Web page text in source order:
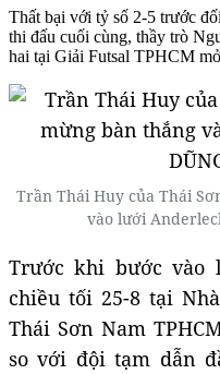
Thất bại với tỷ số 2-5 trước
thi đấu cuối cùng, thầy trò
hai tại Giải Futsal TPHCM
Trần Thái Huy của Thái
vào lưới
Trước khi bước vào
chiều tối 25-8 tại
Thái Sơn Nam
so với đội tạm dẫn